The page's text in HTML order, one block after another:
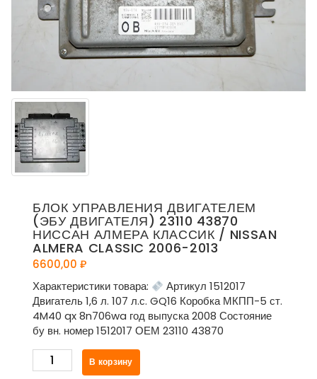
БЛОК УПРАВЛЕНИЯ ДВИГАТЕЛЕМ
(ЭБУ ДВИГАТЕЛЯ) 23110 43870
НИССАН АЛМЕРА КЛАССИК / NISSAN
ALMERA CLASSIC 2006-2013
6600,00 ₽
Характеристики товара:
Артикул 1512017
Двигатель 1,6 л. 107 л.с. GQ16 Коробка МКПП-5 ст.
4M40 qx 8n706wa год выпуска 2008 Состояние
бу вн. номер 1512017 ОЕМ 23110 43870
Количество
товара
В корзину